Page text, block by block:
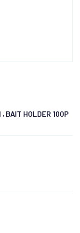
BAIT HOLDER 100P